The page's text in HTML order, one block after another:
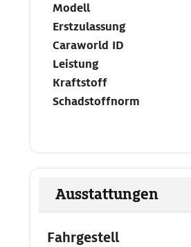
Modell
Erstzulassung
Caraworld ID
Leistung
Kraftstoff
Schadstoffnorm
Ausstattungen
Fahrgestell